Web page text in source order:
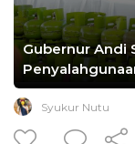
Gubernur Andi
Syukur Nutu